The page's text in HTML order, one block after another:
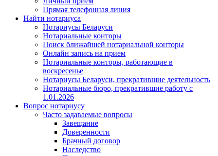
Прямая телефонная линия
Найти нотариуса
Нотариусы Беларуси
Нотариальные конторы
Поиск ближайшей нотариальной конторы
Онлайн запись на прием
Нотариальные конторы, работающие в
воскресенье
Нотариусы Беларуси, прекратившие деятельность
Нотариальные бюро, прекратившие работу с
1.01.2026
Вопрос нотариусу
Часто задаваемые вопросы
Завещание
Доверенности
Брачный договор
Наследство